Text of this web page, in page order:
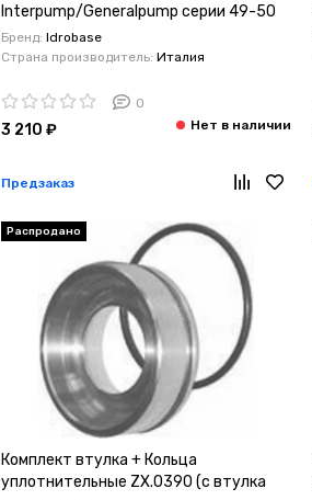
Interpump/Generalpump серии 49-50
Бренд: Idrobase
Страна производитель: Италия
0
3 210 ₽
Предзаказ
Распродано
Комплект втулка + Кольца
уплотнительные ZX.0390 (с втулка